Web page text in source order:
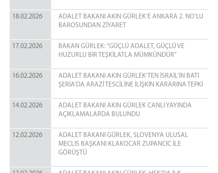
18.02.2026
ADALET BAKANI AKIN GÜRLEK’E ANKARA 2. NO’LU
BAROSUNDAN ZİYARET
17.02.2026
BAKAN GÜRLEK: “GÜÇLÜ ADALET, GÜÇLÜ VE
HUZURLU BİR TEŞKİLATLA MÜMKÜNDÜR”
16.02.2026
ADALET BAKANI AKIN GÜRLEK'TEN İSRAİL'İN BATI
ŞERİA'DA ARAZİ TESCİLİNE İLİŞKİN KARARINA TEPKİ
14.02.2026
ADALET BAKANI AKIN GÜRLEK CANLI YAYINDA
AÇIKLAMALARDA BULUNDU
12.02.2026
ADALET BAKANI GÜRLEK, SLOVENYA ULUSAL
MECLİS BAŞKANI KLAKOCAR ZUPANCİC İLE
GÖRÜŞTÜ